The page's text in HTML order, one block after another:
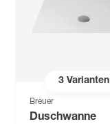
3Varianten
Breuer
Duschwanne